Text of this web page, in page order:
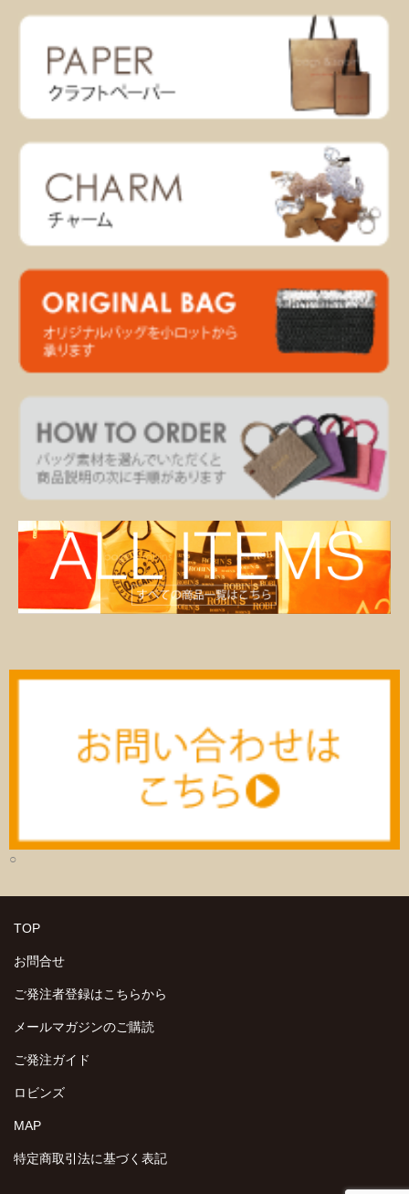
○
TOP
お問合せ
ご発注者登録はこちらから
メールマガジンのご購読
ご発注ガイド
ロビンズ
MAP
特定商取引法に基づく表記